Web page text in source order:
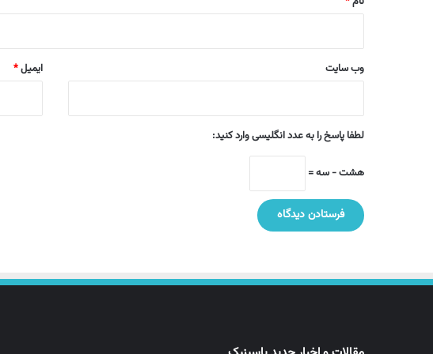
ایمیل* وب‌ سایت
لطفا پاسخ را به عدد انگلیسی وارد کنید:
هشت − سه =